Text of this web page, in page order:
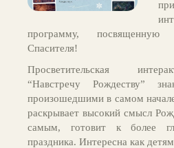
программу, посвященную
Спасителя!
Просветительская
“Навстречу Рождеству”
произошедшими в самом
раскрывает высокий смысл
самым, готовит к более
праздника. Интересна как